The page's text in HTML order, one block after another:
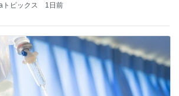
トピックス 1日前